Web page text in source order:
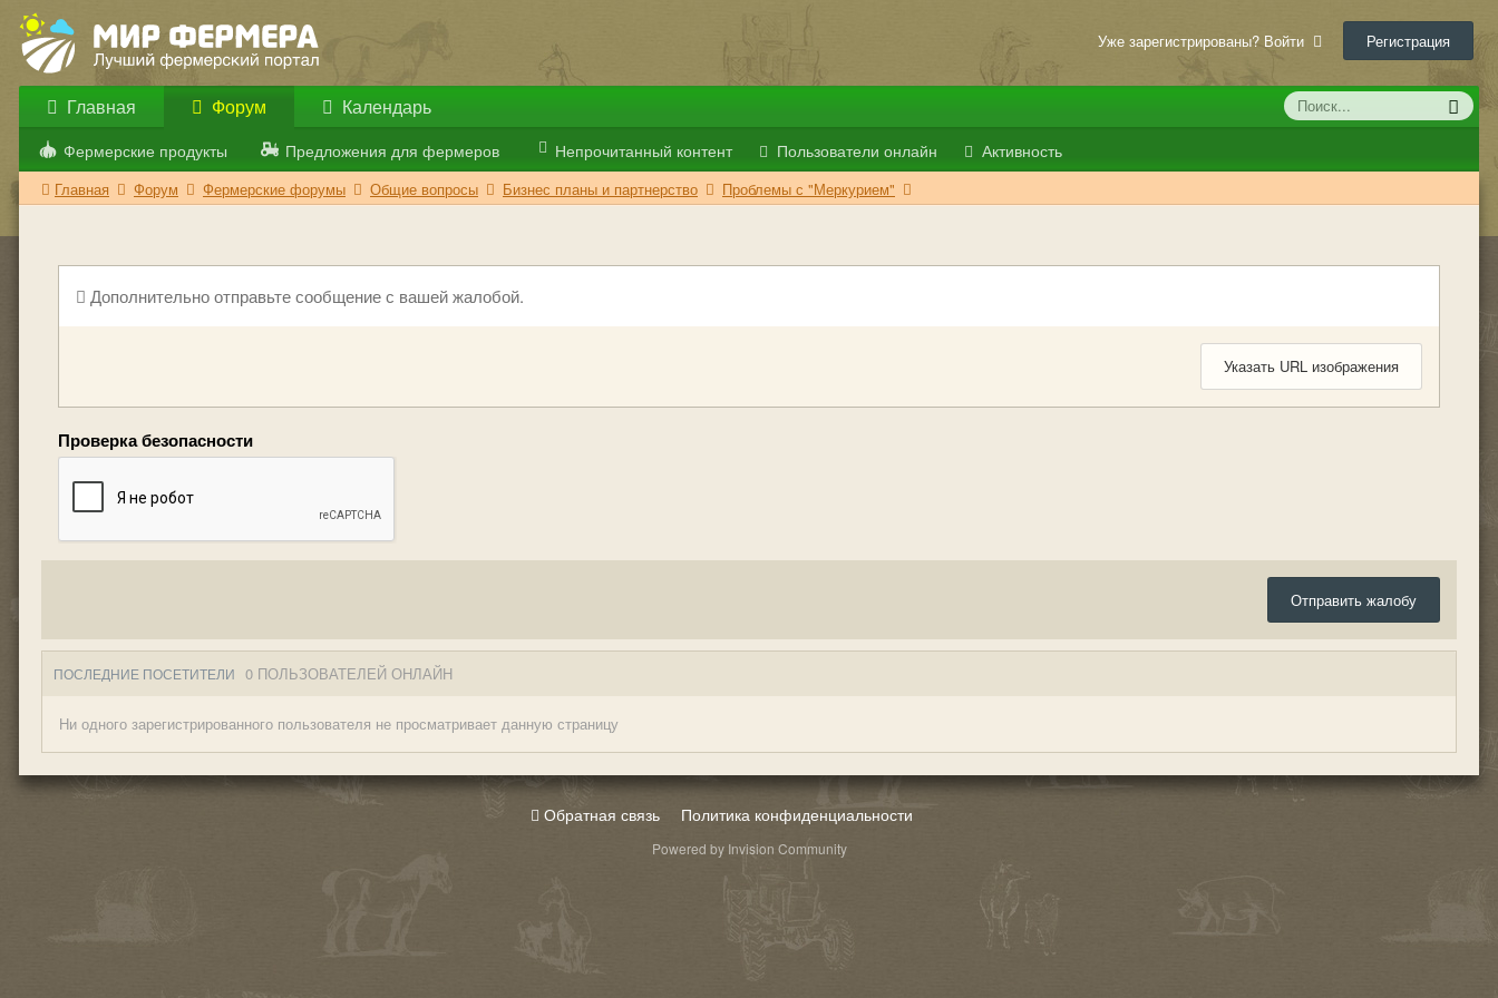
Уже зарегистрированы? Войти Регистрация
Главная Форум
Фермерские продукты Предложения для фермеров Непрочитанный контент Пользователи онлайн Активность
Календарь
Главная Форум Фермерские форумы Общие вопросы Бизнес планы и партнерство Проблемы с "Меркурием"
Дополнительно отправьте сообщение с вашей жалобой.
Указать URL изображения
Проверка безопасности
Отправить жалобу
ПОСЛЕДНИЕ ПОСЕТИТЕЛИ 0 ПОЛЬЗОВАТЕЛЕЙ ОНЛАЙН
Ни одного зарегистрированного пользователя не просматривает данную страницу
Обратная связь Политика конфиденциальности
Powered by Invision Community